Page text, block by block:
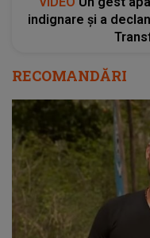
indignare și a
RECOMANDĂRI